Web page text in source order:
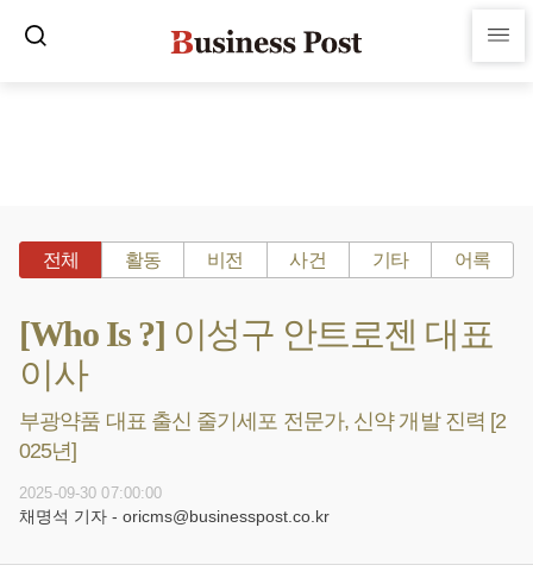
전체 활동 비전 사건 기타 어록
[Who Is ?] 이성구 안트로젠 대표
이사
부광약품 대표 출신 줄기세포 전문가, 신약 개발 진력 [2
025년]
2025-09-30 07:00:00
채명석 기자 - oricms@businesspost.co.kr